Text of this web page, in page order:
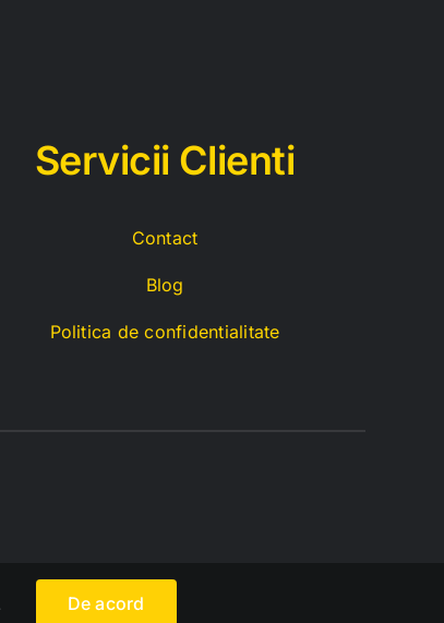
Servicii Clienti
Contact
Blog
Politica de confidentialitate
De acord